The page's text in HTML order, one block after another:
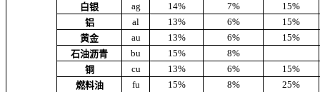
白银 ag 14% 7%
15%
铝
al 13% 6%
15%
黄金
au 13% 6%
15%
石油沥青
bu 15%
8%
铜
cu 13% 6%
15%
燃料油
fu 15% 8%
25%